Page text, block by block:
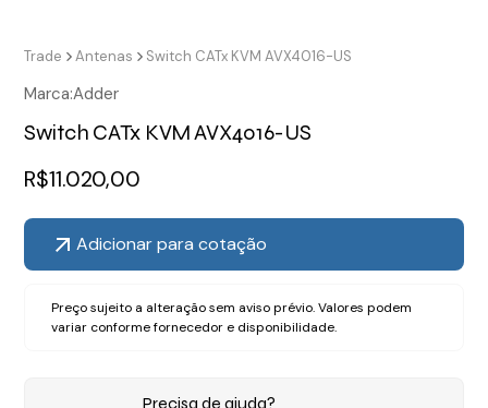
Trade Antenas Switch CATx KVM AVX4016-US
Marca:Adder
Switch CATx KVM AVX4016-US
R$11.020,00
Adicionar para cotação
Preço sujeito a alteração sem aviso prévio. Valores podem
variar conforme fornecedor e disponibilidade.
Precisa de ajuda?